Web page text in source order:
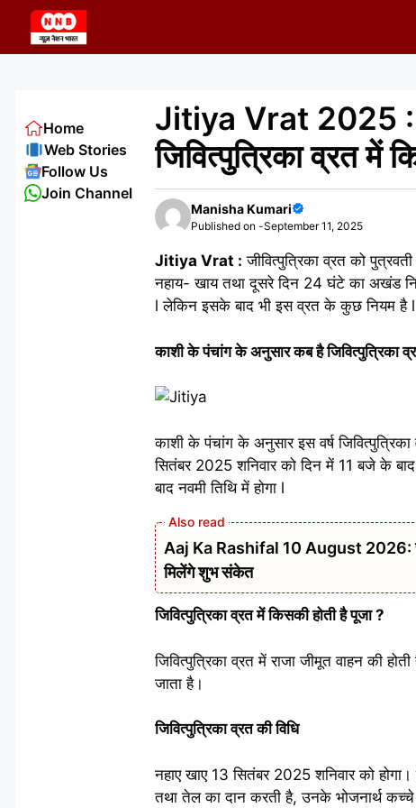
content
Jitiya Vrat 2025 :
जिवित्पुत्रिका व्रत में
Manisha Kumari
Published on -September 11, 2025
Jitiya Vrat : जीवित्पुत्रिका व्रत को
नहाय- खाय तथा दूसरे दिन 24 घंटे का अखंड
l लेकिन इसके बाद भी इस व्रत के कुछ नियम है l
काशी के पंचांग के अनुसार कब है जिवित्पुत्रिका
काशी के पंचांग के अनुसार इस वर्ष
सितंबर 2025 शनिवार को दिन में 11 बजे के
बाद नवमी तिथि में होगा l
Aaj Ka Rashifal 10 August 2026:
मिलेंगे शुभ संकेत
जिवित्पुत्रिका व्रत में किसकी होती है पूजा ?
जिवित्पुत्रिका व्रत में राजा जीमूत वाहन की
जाता है।
जिवित्पुत्रिका व्रत की विधि
नहाए खाए 13 सितंबर 2025 शनिवार को
तथा तेल का दान करती है, उनके भोजनार्थ कच्चे
Home
Web Stories
Follow Us
Join Channel